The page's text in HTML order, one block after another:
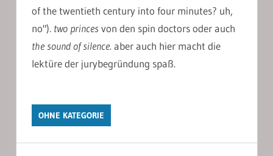
of the twentieth century into four minutes? uh,
no"). two princes von den spin doctors oder auch
the sound of silence. aber auch hier macht die
lektüre der jurybegründung spaß.
OHNE KATEGORIE